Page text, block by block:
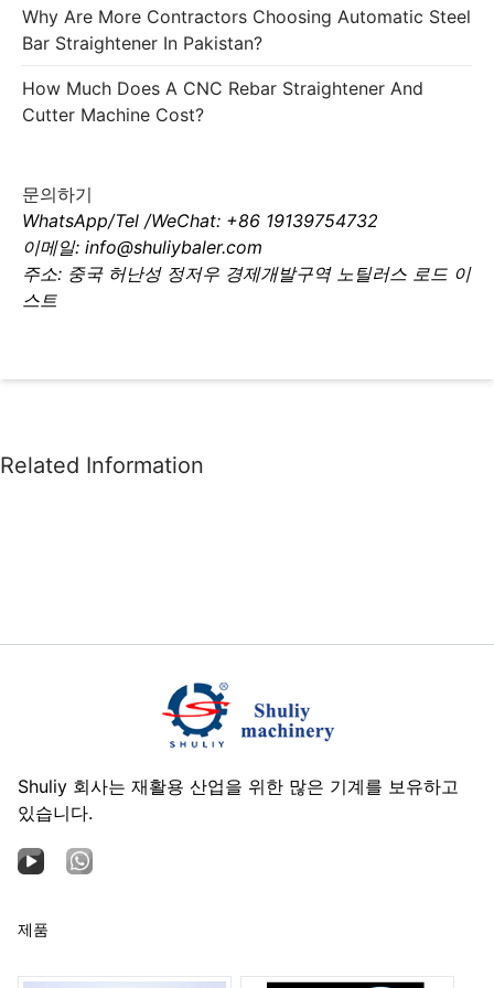
Why Are More Contractors Choosing Automatic Steel
Bar Straightener In Pakistan?
How Much Does A CNC Rebar Straightener And
Cutter Machine Cost?
문의하기
WhatsApp/Tel /WeChat: +86 19139754732
이메일: info@shuliybaler.com
주소: 중국 허난성 정저우 경제개발구역 노틸러스 로드 이
스트
Shuliy 회사는 재활용 산업을 위한 많은 기계를 보유하고
있습니다.
제품